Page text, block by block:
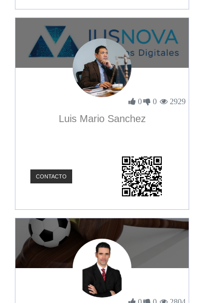
0 0 2929
Luis Mario Sanchez
CONTACTO